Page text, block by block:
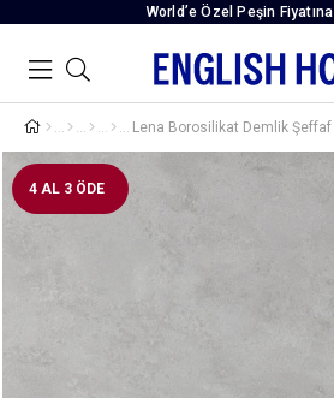
World’e Özel Peşin Fiyatına
Lena Borosilikat Demlik Şeffaf
4 AL 3 ÖDE